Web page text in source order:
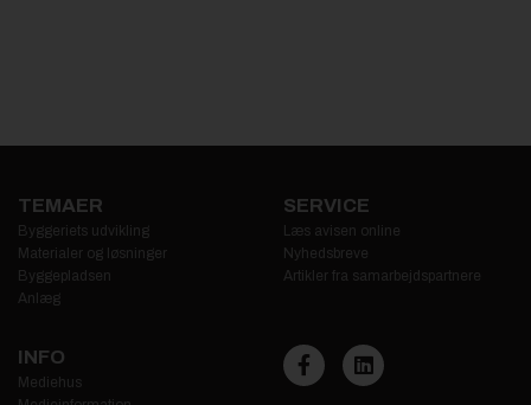
TEMAER
Byggeriets udvikling
Materialer og løsninger
Byggepladsen
Anlæg
SERVICE
Læs avisen online
Nyhedsbreve
Artikler fra samarbejdspartnere
INFO
Mediehus